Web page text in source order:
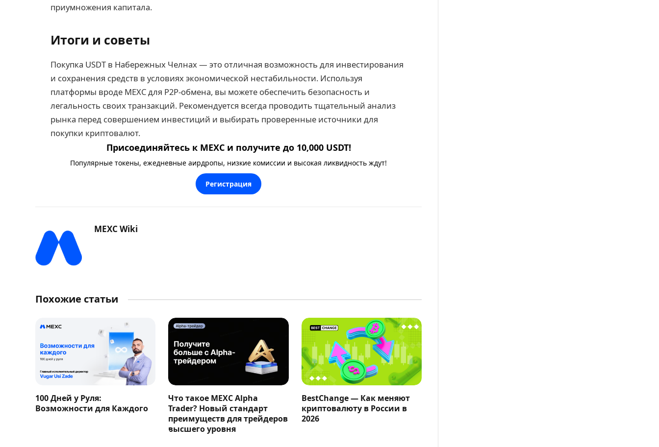
приумножения капитала.
Итоги и советы
Покупка USDT в Набережных Челнах — это отличная возможность для инвестирования
и сохранения средств в условиях экономической нестабильности. Используя
платформы вроде MEXC для P2P-обмена, вы можете обеспечить безопасность и
легальность своих транзакций. Рекомендуется всегда проводить тщательный анализ
рынка перед совершением инвестиций и выбирать проверенные источники для
покупки криптовалют.
Присоединяйтесь к MEXC и получите до 10,000 USDT!
Популярные токены, ежедневные аирдропы, низкие комиссии и высокая ликвидность ждут!
Регистрация
MEXC Wiki
Похожие статьи
100 Дней у Руля:
Возможности для Каждого
Что такое MEXC Alpha
Trader? Новый стандарт
преимуществ для трейдеров
высшего уровня
BestChange — Как меняют
криптовалюту в России в
2026